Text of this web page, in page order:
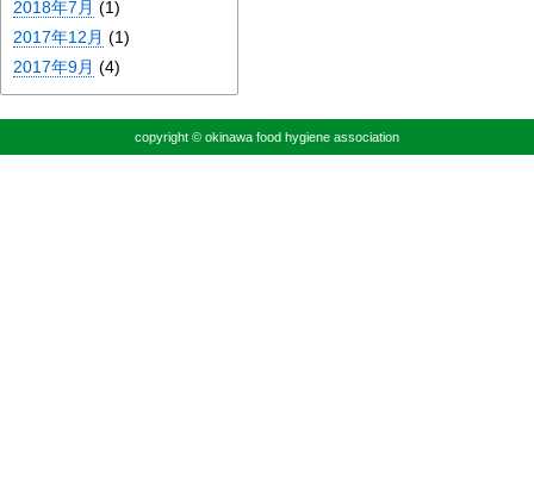
2018年7月 (1)
2017年12月 (1)
2017年9月 (4)
copyright © okinawa food hygiene association